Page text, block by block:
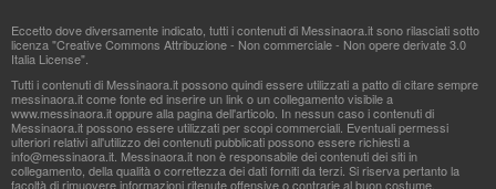
Eccetto dove diversamente indicato, tutti i contenuti di Messinaora.it sono rilasciati sotto
licenza "Creative Commons Attribuzione - Non commerciale - Non opere derivate 3.0
Italia License".
Tutti i contenuti di Messinaora.it possono quindi essere utilizzati a patto di citare sempre
messinaora.it come fonte ed inserire un link o un collegamento visibile a
www.messinaora.it oppure alla pagina dell'articolo. In nessun caso i contenuti di
Messinaora.it possono essere utilizzati per scopi commerciali. Eventuali permessi
ulteriori relativi all'utilizzo dei contenuti pubblicati possono essere richiesti a
info@messinaora.it . Messinaora.it non è responsabile dei contenuti dei siti in
collegamento, della qualità o correttezza dei dati forniti da terzi. Si riserva pertanto la
facoltà di rimuovere informazioni ritenute offensive o contrarie al buon costume.